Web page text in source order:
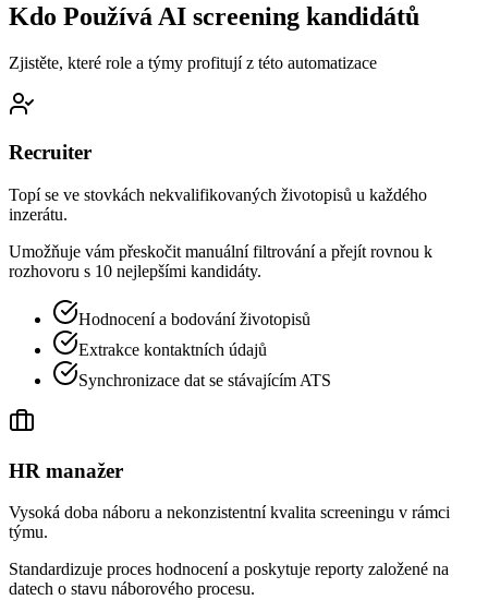
Kdo Používá AI screening kandidátů
Zjistěte, které role a týmy profitují z této automatizace
Recruiter
Topí se ve stovkách nekvalifikovaných životopisů u každého
inzerátu.
Umožňuje vám přeskočit manuální filtrování a přejít rovnou k
rozhovoru s 10 nejlepšími kandidáty.
Hodnocení a bodování životopisů
Extrakce kontaktních údajů
Synchronizace dat se stávajícím ATS
HR manažer
Vysoká doba náboru a nekonzistentní kvalita screeningu v rámci
týmu.
Standardizuje proces hodnocení a poskytuje reporty založené na
datech o stavu náborového procesu.